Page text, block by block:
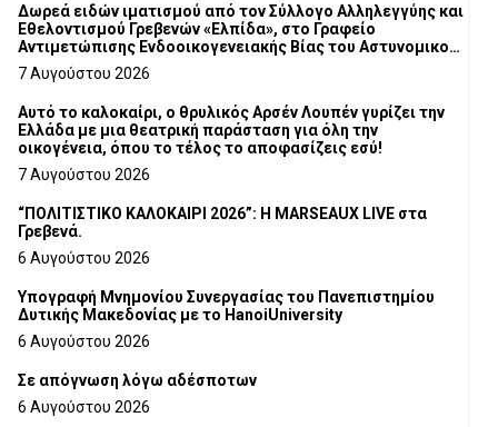
Δωρεά ειδών ιματισμού από τον Σύλλογο Αλληλεγγύης και
Εθελοντισμού Γρεβενών «Ελπίδα», στο Γραφείο
Αντιμετώπισης Ενδοοικογενειακής Βίας του Αστυνομικού
Τμήματος Γρεβενών
7 Αυγούστου 2026
Αυτό το καλοκαίρι, ο θρυλικός Αρσέν Λουπέν γυρίζει την
Ελλάδα με μια θεατρική παράσταση για όλη την
οικογένεια, όπου το τέλος το αποφασίζεις εσύ!
7 Αυγούστου 2026
“ΠΟΛΙΤΙΣΤΙΚΟ ΚΑΛΟΚΑΙΡΙ 2026”: Η MARSEAUX LIVE στα
Γρεβενά.
6 Αυγούστου 2026
Υπογραφή Μνημονίου Συνεργασίας του Πανεπιστημίου
Δυτικής Μακεδονίας με το HanoiUniversity
6 Αυγούστου 2026
Σε απόγνωση λόγω αδέσποτων
6 Αυγούστου 2026